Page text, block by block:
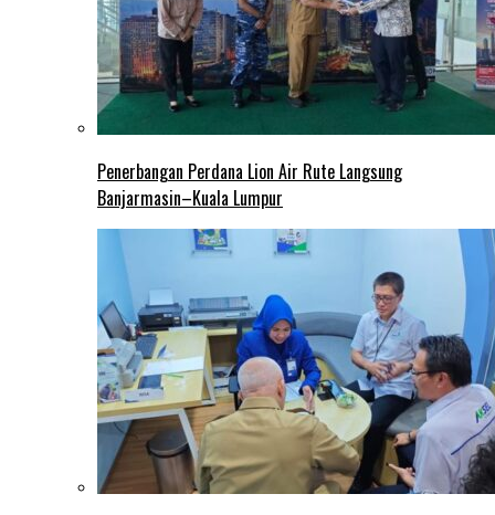
Penerbangan Perdana Lion Air Rute Langsung
Banjarmasin–Kuala Lumpur